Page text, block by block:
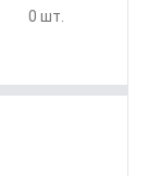
0 шт.